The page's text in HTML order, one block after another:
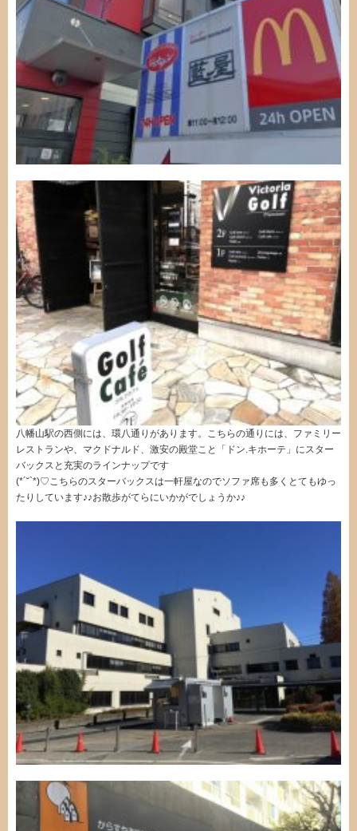
八幡山駅の西側には、環八通りがあります。こちらの通りには、ファミリー
レストランや、マクドナルド、激安の殿堂こと「ドン.キホーテ」にスター
バックスと充実のラインナップです
(*´˘`*)♡こちらのスターバックスは一軒屋なのでソファ席も多くとてもゆっ
たりしています♪♪お散歩がてらにいかがでしょうか♪♪